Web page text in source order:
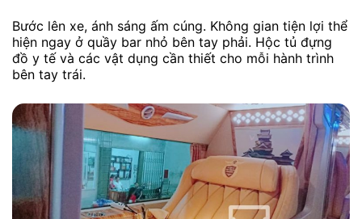
Bước lên xe, ánh sáng ấm cúng. Không gian tiện lợi thể
hiện ngay ở quầy bar nhỏ bên tay phải. Hộc tủ đựng
đồ y tế và các vật dụng cần thiết cho mỗi hành trình
bên tay trái.